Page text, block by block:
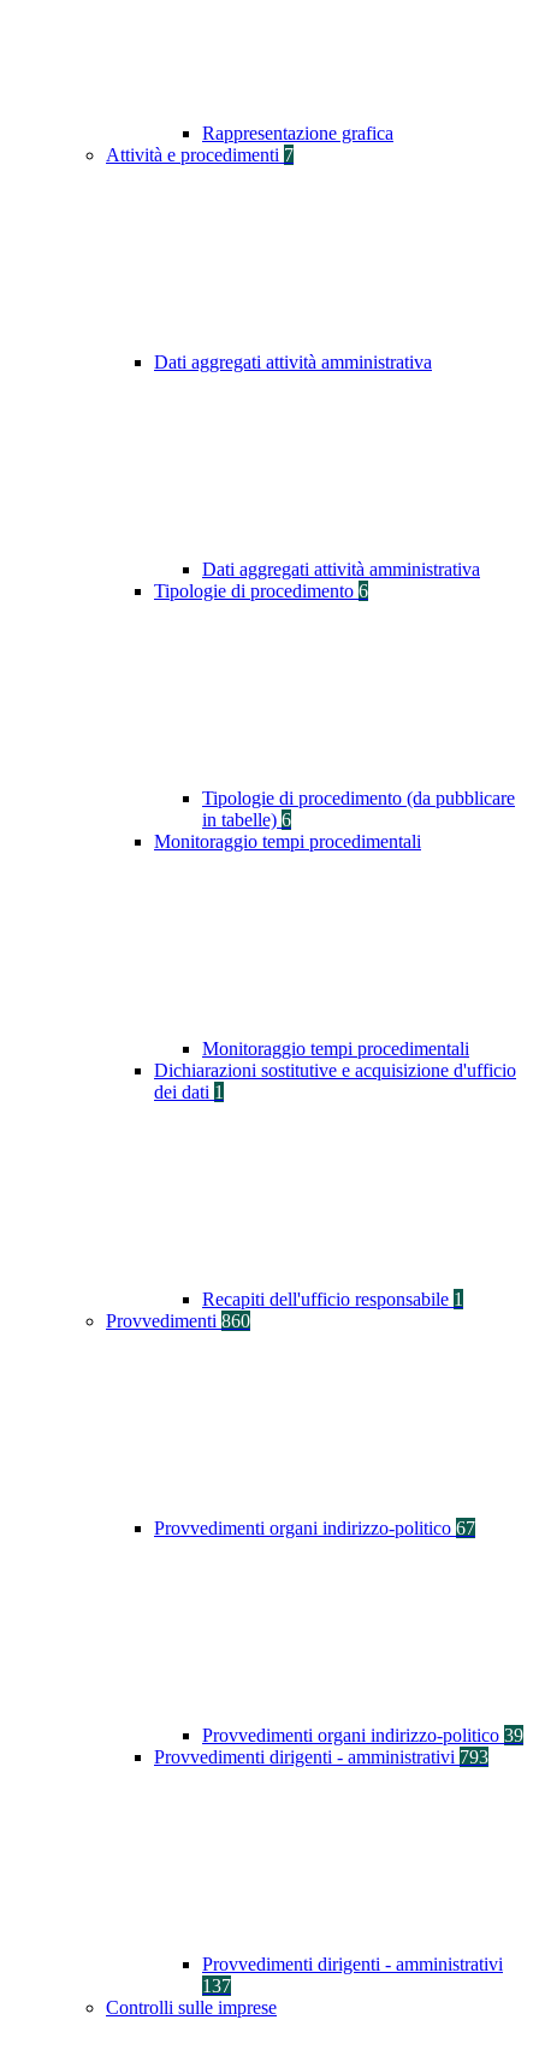
Rappresentazione grafica
Attività e procedimenti 7
Dati aggregati attività amministrativa
Dati aggregati attività amministrativa
Tipologie di procedimento 6
Tipologie di procedimento (da pubblicare
in tabelle) 6
Monitoraggio tempi procedimentali
Monitoraggio tempi procedimentali
Dichiarazioni sostitutive e acquisizione d'ufficio
dei dati 1
Recapiti dell'ufficio responsabile 1
Provvedimenti 860
Provvedimenti organi indirizzo-politico 67
Provvedimenti organi indirizzo-politico 39
Provvedimenti dirigenti - amministrativi 793
Provvedimenti dirigenti - amministrativi
137
Controlli sulle imprese